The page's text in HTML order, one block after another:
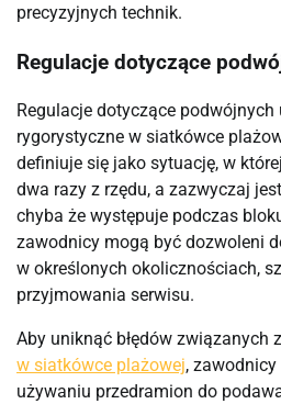
precyzyjnych technik.
Regulacje dotyczące
Regulacje dotyczące podwójnych
rygorystyczne w siatkówce
definiuje się jako sytuację, w
dwa razy z rzędu, a zazwyczaj
chyba że występuje podczas
zawodnicy mogą być dozwoleni
w określonych okolicznościach,
przyjmowania serwisu.
Aby uniknąć błędów związanych
w siatkówce plażowej,
używaniu przedramion do